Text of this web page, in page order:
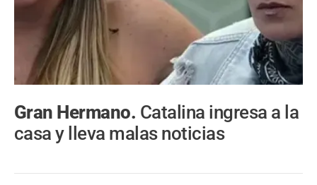
Gran Hermano. Catalina ingresa a la
casa y lleva malas noticias